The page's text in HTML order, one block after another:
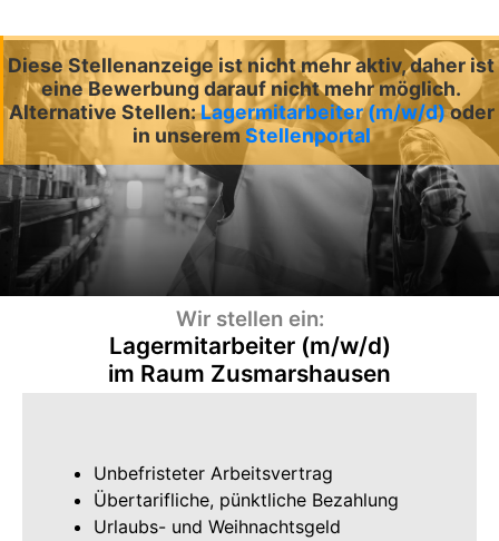
Diese Stellenanzeige ist nicht mehr aktiv, daher ist
eine Bewerbung darauf nicht mehr möglich.
Alternative Stellen:Lagermitarbeiter (m/w/d)oder
in unserem Stellenportal
Wir stellen ein:
Lagermitarbeiter (m/w/d)
im Raum Zusmarshausen
Unbefristeter Arbeitsvertrag
Übertarifliche, pünktliche Bezahlung
Urlaubs- und Weihnachtsgeld